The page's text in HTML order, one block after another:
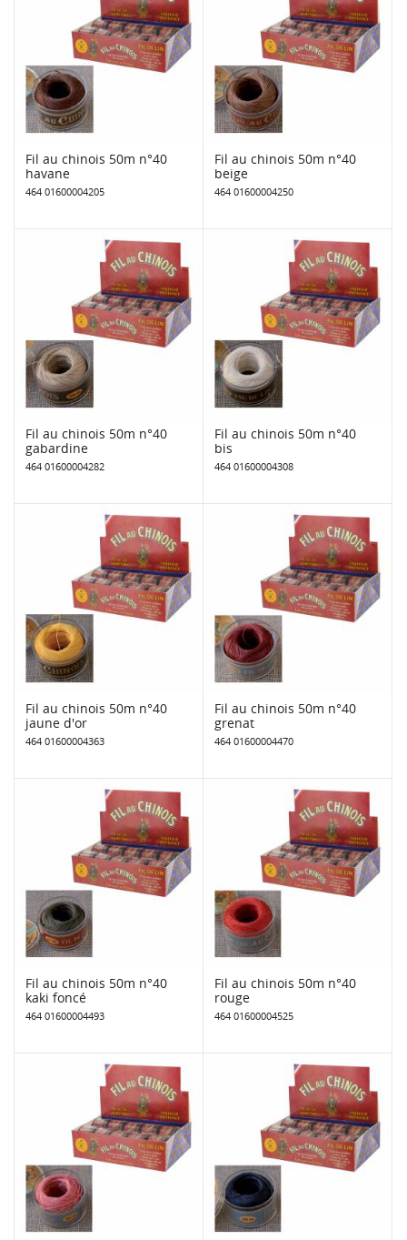
Fil au chinois 50m n°40
havane
464 01600004205
Fil au chinois 50m n°40
beige
464 01600004250
Fil au chinois 50m n°40
gabardine
464 01600004282
Fil au chinois 50m n°40
bis
464 01600004308
Fil au chinois 50m n°40
jaune d'or
464 01600004363
Fil au chinois 50m n°40
grenat
464 01600004470
Fil au chinois 50m n°40
kaki foncé
464 01600004493
Fil au chinois 50m n°40
rouge
464 01600004525